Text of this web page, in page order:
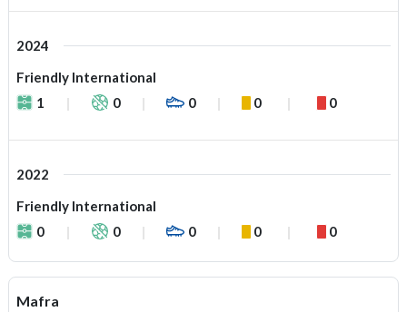
2024
Friendly International
1
0 0 0 0
2022
Friendly International
0
0 0 0 0
Mafra